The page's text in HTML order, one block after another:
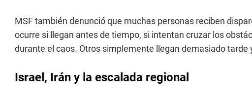
MSF también denunció que muchas personas reciben
ocurre si llegan antes de tiempo, si intentan cruzar los
durante el caos. Otros simplemente llegan demasiado tarde
Israel, Irán y la escalada regional